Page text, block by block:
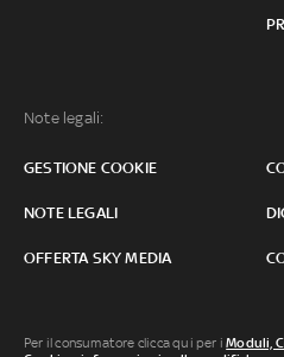
Note legali:
GESTIONE COOKIE
NOTE LEGALI
OFFERTA SKY MEDIA
Per il consumatore clicca qui per iModuli,